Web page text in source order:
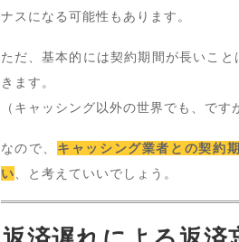
ナスになる可能性もあります。
ただ、基本的には契約期間が長いこ
きます。
（キャッシング以外の世界でも、です
なので、 キャッシング業者との契約
い 、と考えていいでしょう。